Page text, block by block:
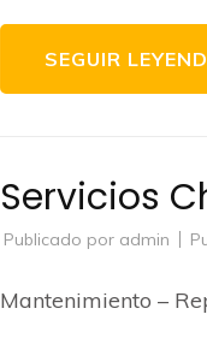
SEGUIR
Servicios
Publicado por admin
Mantenimiento –